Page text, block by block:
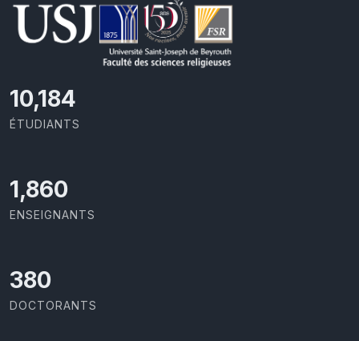
11,110
ÉTUDIANTS
2,029
ENSEIGNANTS
414
DOCTORANTS